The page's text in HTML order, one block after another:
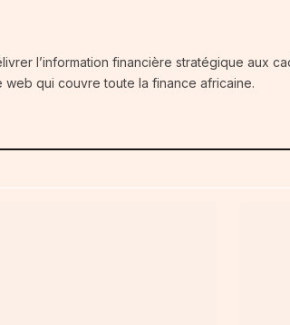
l’information financière stratégique aux
qui couvre toute la finance africaine.